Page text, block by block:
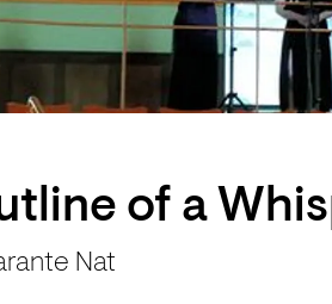
of a
Nat